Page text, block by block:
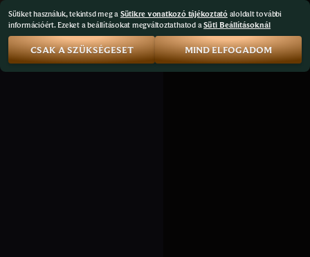
Sütiket használuk, tekintsd meg a Sütikre vonatkozó tájékoztatóaloldalt további
információért. Ezeket a beállításokat megváltoztathatod aSüti Beállításoknál
CSAK A SZÜKSÉGESET MIND ELFOGADOM